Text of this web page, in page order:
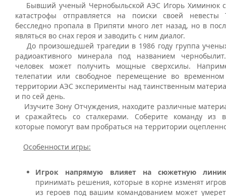
Бывший ученый Чернобыльской АЭС Игорь Химинюк
катастрофы отправляется на поиски своей невесты
бесследно пропала в Припяти много лет назад, но в
являться во снах героя и заводить с ним диалог.
До произошедшей трагедии в 1986 году группа
радиоактивного минерала под названием
человек может получить мощные сверхсилы.
телепатии или свободное перемещение во
территории АЭС эксперименты над таинственным
и по сей день.
Изучите Зону Отчуждения, находите различные
и сражайтесь со сталкерами. Соберите команду из
которые помогут вам пробраться на территории
Особенности игры:
Игрок напрямую влияет на сюжетную
принимать решения, которые в корне изменят
из героев под вашим командованием может